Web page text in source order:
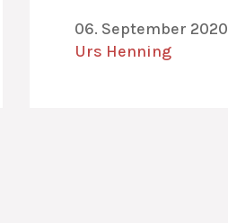
06. September 2020
Urs Henning